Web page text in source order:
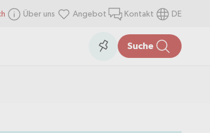
Über uns Angebot Kontakt DE
Collection
itemsSuche